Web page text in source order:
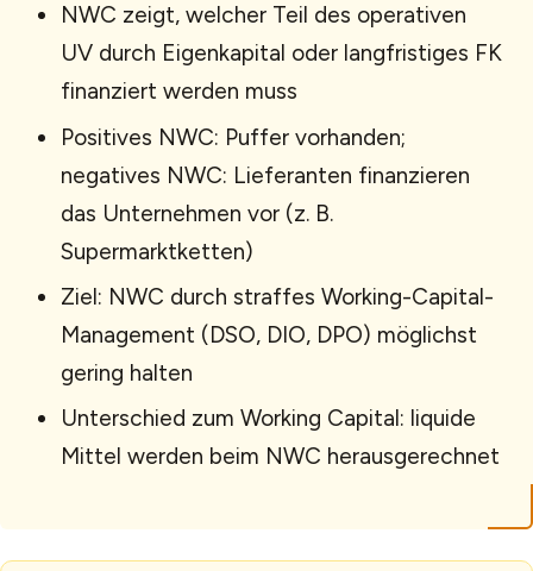
NWC zeigt, welcher Teil des operativen
UV durch Eigenkapital oder langfristiges FK
finanziert werden muss
Positives NWC: Puffer vorhanden;
negatives NWC: Lieferanten finanzieren
das Unternehmen vor (z. B.
Supermarktketten)
Ziel: NWC durch straffes Working-Capital-
Management (DSO, DIO, DPO) möglichst
gering halten
Unterschied zum Working Capital: liquide
Mittel werden beim NWC herausgerechnet